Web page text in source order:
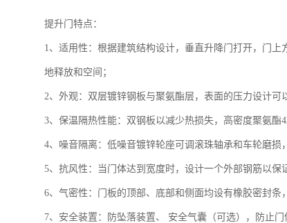
提升门特点：
1、适用性：根据建筑结构设计，垂直升降门打开，门
地释放和空间；
2、外观：双层镀锌钢板与聚氨酯层，表面的压力设计可
3、保温隔热性能：双钢板以减少热损失，高密度聚氨酯
4、噪音隔离：低噪音镀锌轮座可调滚珠轴承和车轮磨损
5、抗风性：当门体达到宽度时，设计一个外部钢筋以保
6、气密性：门板的顶部、底部和侧面均设有橡胶密封条
7、安全装置：防坠落装置、 安全气囊（可选），防止